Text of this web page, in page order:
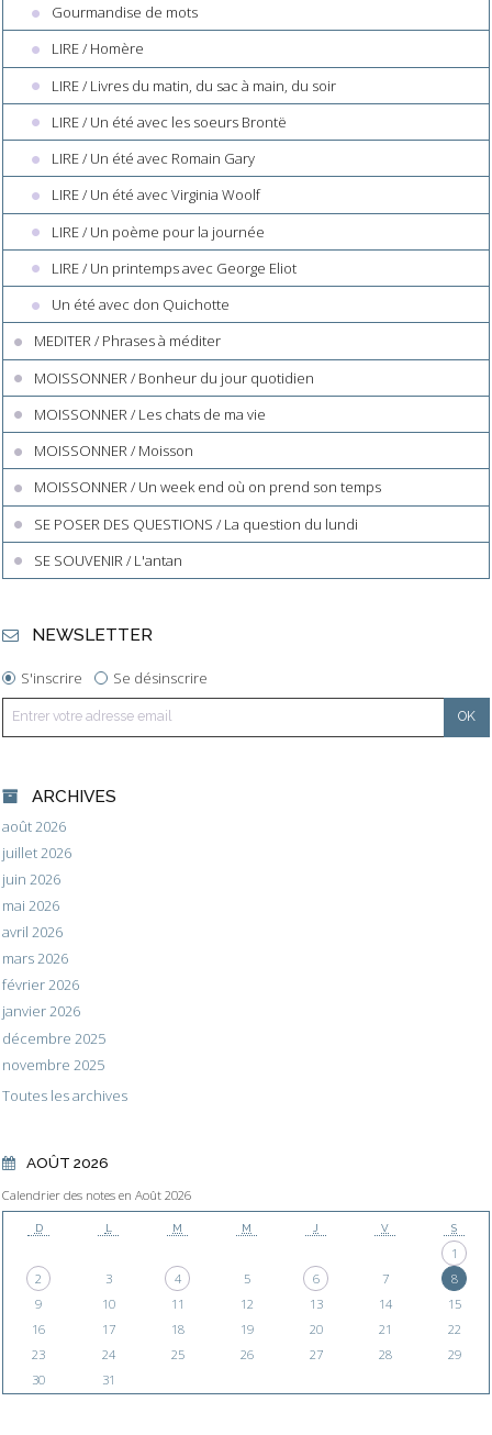
Gourmandise de mots
LIRE / Homère
LIRE / Livres du matin, du sac à main, du soir
LIRE / Un été avec les soeurs Brontë
LIRE / Un été avec Romain Gary
LIRE / Un été avec Virginia Woolf
LIRE / Un poème pour la journée
LIRE / Un printemps avec George Eliot
Un été avec don Quichotte
MEDITER / Phrases à méditer
MOISSONNER / Bonheur du jour quotidien
MOISSONNER / Les chats de ma vie
MOISSONNER / Moisson
MOISSONNER / Un week end où on prend son temps
SE POSER DES QUESTIONS / La question du lundi
SE SOUVENIR / L'antan
NEWSLETTER
S'inscrire Se désinscrire
ARCHIVES
août 2026
juillet 2026
juin 2026
mai 2026
avril 2026
mars 2026
février 2026
janvier 2026
décembre 2025
novembre 2025
Toutes les archives
AOÛT 2026
Calendrier des notes en Août 2026
D L M M J V S
1
2
3 4 5 6 7
8
9
10 11 12 13 14
15
16
17 18 19 20 21
22
23
24 25 26 27 28
29
30
31